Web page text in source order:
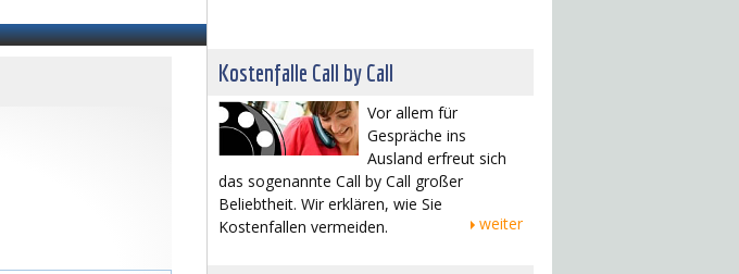
Kostenfalle Call by Call
Vor allem für
Gespräche ins
Ausland erfreut sich
das sogenannte Call by Call großer
Beliebtheit. Wir erklären, wie Sie
Kostenfallen vermeiden.
weiter